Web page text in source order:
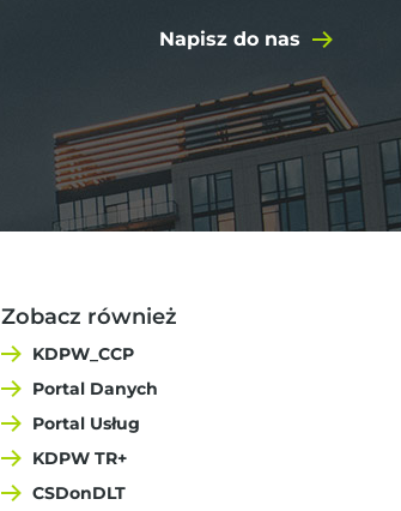
Napisz do nas
Zobacz również
KDPW_CCP
Portal Danych
Portal Usług
KDPW TR+
CSDonDLT